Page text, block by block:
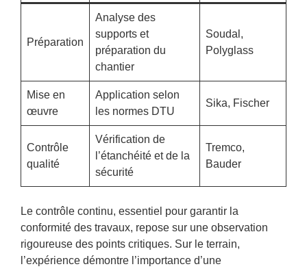
Préparation
Analyse des
supports et
préparation du
chantier
Soudal,
Polyglass
Mise en
œuvre
Application selon
les normes DTU
Sika, Fischer
Contrôle
qualité
Vérification de
l’étanchéité et de la
sécurité
Tremco,
Bauder
Le contrôle continu, essentiel pour garantir la
conformité des travaux, repose sur une observation
rigoureuse des points critiques. Sur le terrain,
l’expérience démontre l’importance d’une